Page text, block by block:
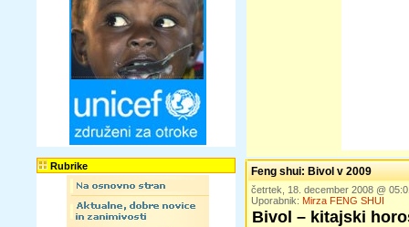
Rubrike Feng shui: Bivol v 2009
četrtek, 18. december 2008 @
Uporabnik: Mirza FENG SHUI
Bivol – kitajski